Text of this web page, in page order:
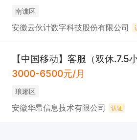
南谯区
安徽云伙计数字科技股份有限公司
【中国移动】客服（双休.7.5
3000-6500元/月
琅琊区
安徽华昂信息技术有限公司 认证